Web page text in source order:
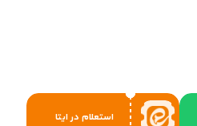
استعلام در ایتا